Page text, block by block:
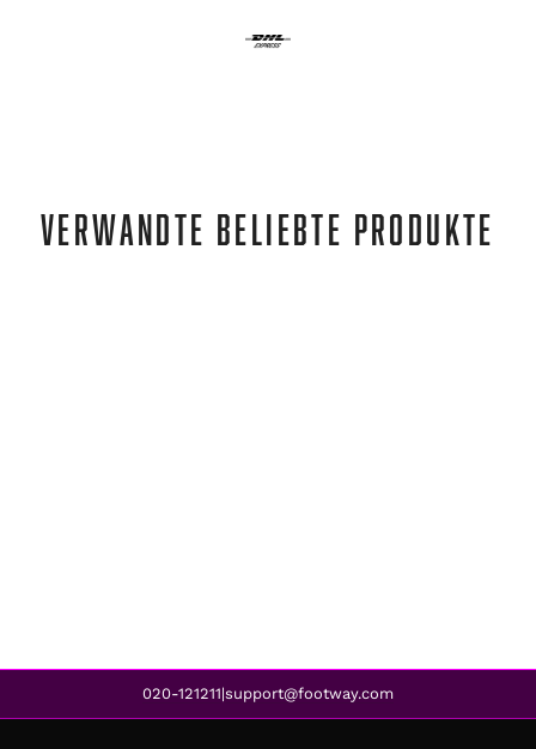
VERWANDTE BELIEBTE PRODUKTE
020-121211|support@footway.com